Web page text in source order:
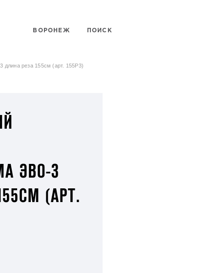
длина реза 155см (арт. 155Р3)
ПОИСК
ВОРОНЕЖ
ЭВО-3
(АРТ.